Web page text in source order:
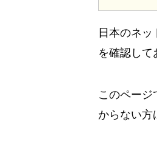
日本のネ
を確認して
このページ
からない方